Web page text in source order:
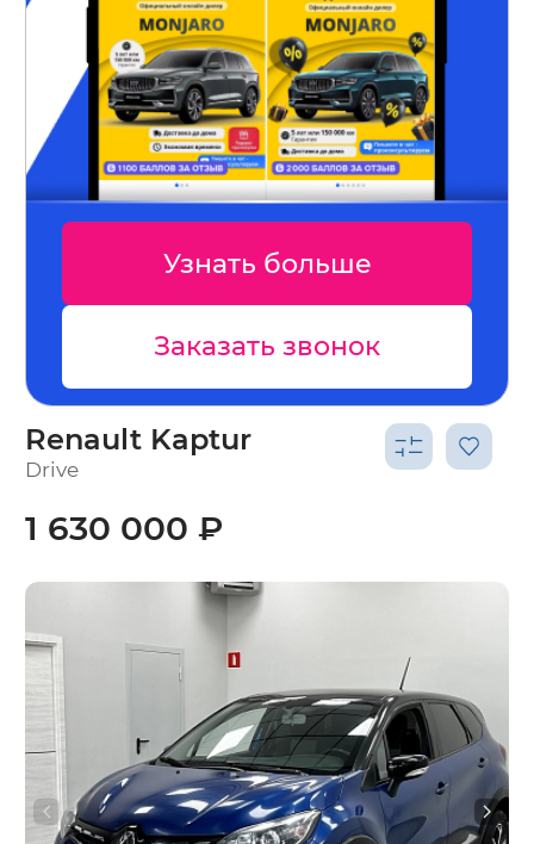
Узнать больше
Заказать звонок
Renault Kaptur
Drive
1 630 000 ₽